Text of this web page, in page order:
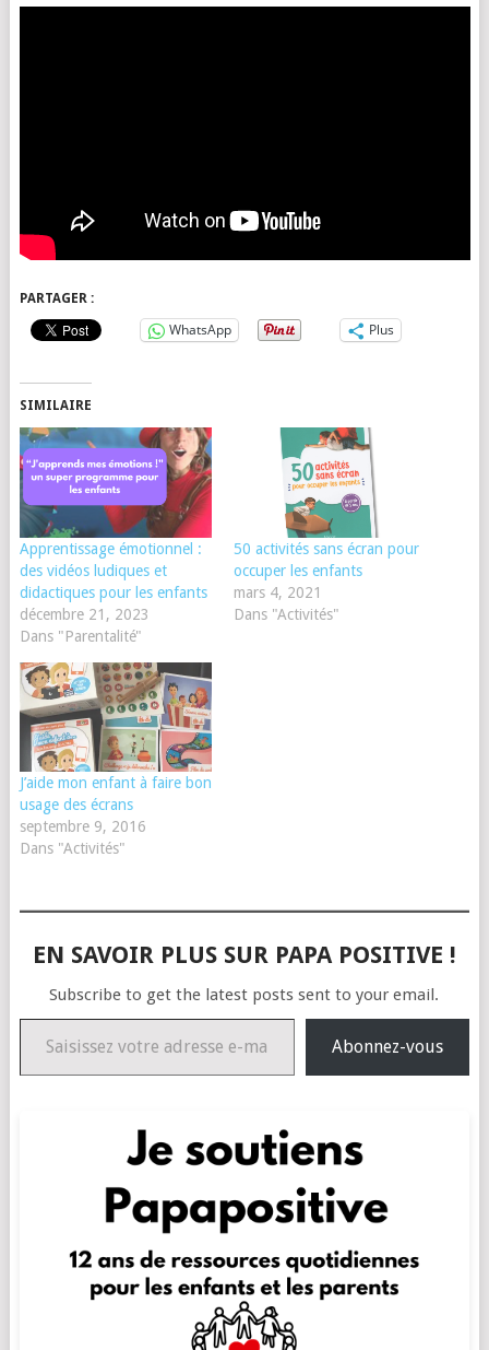
PARTAGER :
WhatsApp Plus
SIMILAIRE
Apprentissage émotionnel :
des vidéos ludiques et
didactiques pour les enfants
décembre 21, 2023
Dans "Parentalité"
50 activités sans écran pour
occuper les enfants
mars 4, 2021
Dans "Activités"
J’aide mon enfant à faire bon
usage des écrans
septembre 9, 2016
Dans "Activités"
EN SAVOIR PLUS SUR PAPA POSITIVE !
Subscribe to get the latest posts sent to your email.
Saisissez votre adresse e-mail…
Abonnez-vous